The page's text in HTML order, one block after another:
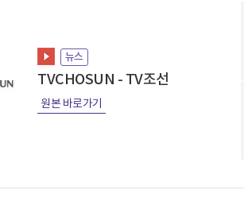
뉴스
TVCHOSUN - TV조선
원본 바로가기